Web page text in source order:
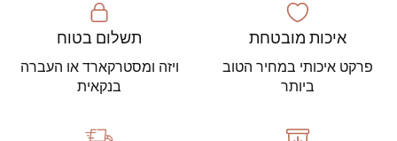
איכות מובטחת
פרקט איכותי במחיר הטוב
ביותר
תשלום בטוח
ויזה ומסטרקארד או העברה
בנקאית